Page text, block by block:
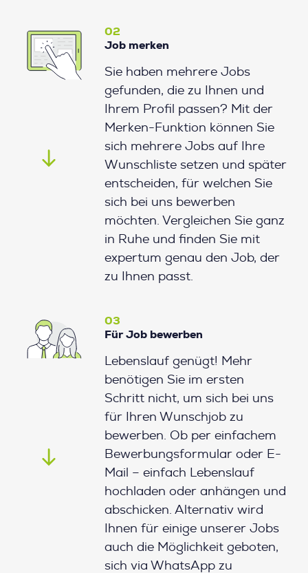
02
Job merken
Sie haben mehrere Jobs
gefunden, die zu Ihnen und
Ihrem Profil passen? Mit der
Merken-Funktion können Sie
sich mehrere Jobs auf Ihre
Wunschliste setzen und später
entscheiden, für welchen Sie
sich bei uns bewerben
möchten. Vergleichen Sie ganz
in Ruhe und finden Sie mit
expertum genau den Job, der
zu Ihnen passt.
03
Für Job bewerben
Lebenslauf genügt! Mehr
benötigen Sie im ersten
Schritt nicht, um sich bei uns
für Ihren Wunschjob zu
bewerben. Ob per einfachem
Bewerbungsformular oder E-
Mail – einfach Lebenslauf
hochladen oder anhängen und
abschicken. Alternativ wird
Ihnen für einige unserer Jobs
auch die Möglichkeit geboten,
sich via WhatsApp zu